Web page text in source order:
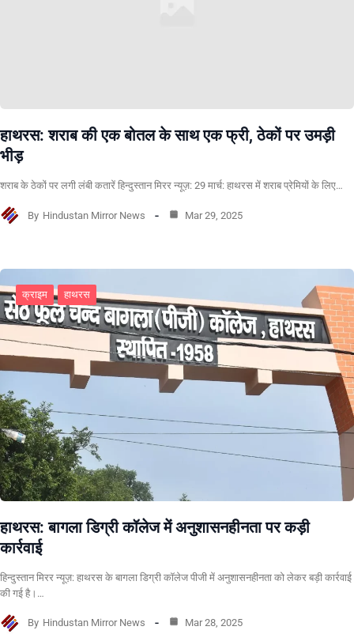
हाथरस: शराब की एक बोतल के साथ एक फ्री, ठेकों पर उमड़ी
भीड़
शराब के ठेकों पर लगी लंबी कतारें हिन्दुस्तान मिरर न्यूज़: 29 मार्च: हाथरस में शराब प्रेमियों के लिए…
By Hindustan Mirror News Mar 29, 2025
क्राइम हाथरस
हाथरस: बागला डिग्री कॉलेज में अनुशासनहीनता पर कड़ी
कार्रवाई
हिन्दुस्तान मिरर न्यूज़: हाथरस के बागला डिग्री कॉलेज पीजी में अनुशासनहीनता को लेकर बड़ी कार्रवाई
की गई है।…
By Hindustan Mirror News Mar 28, 2025